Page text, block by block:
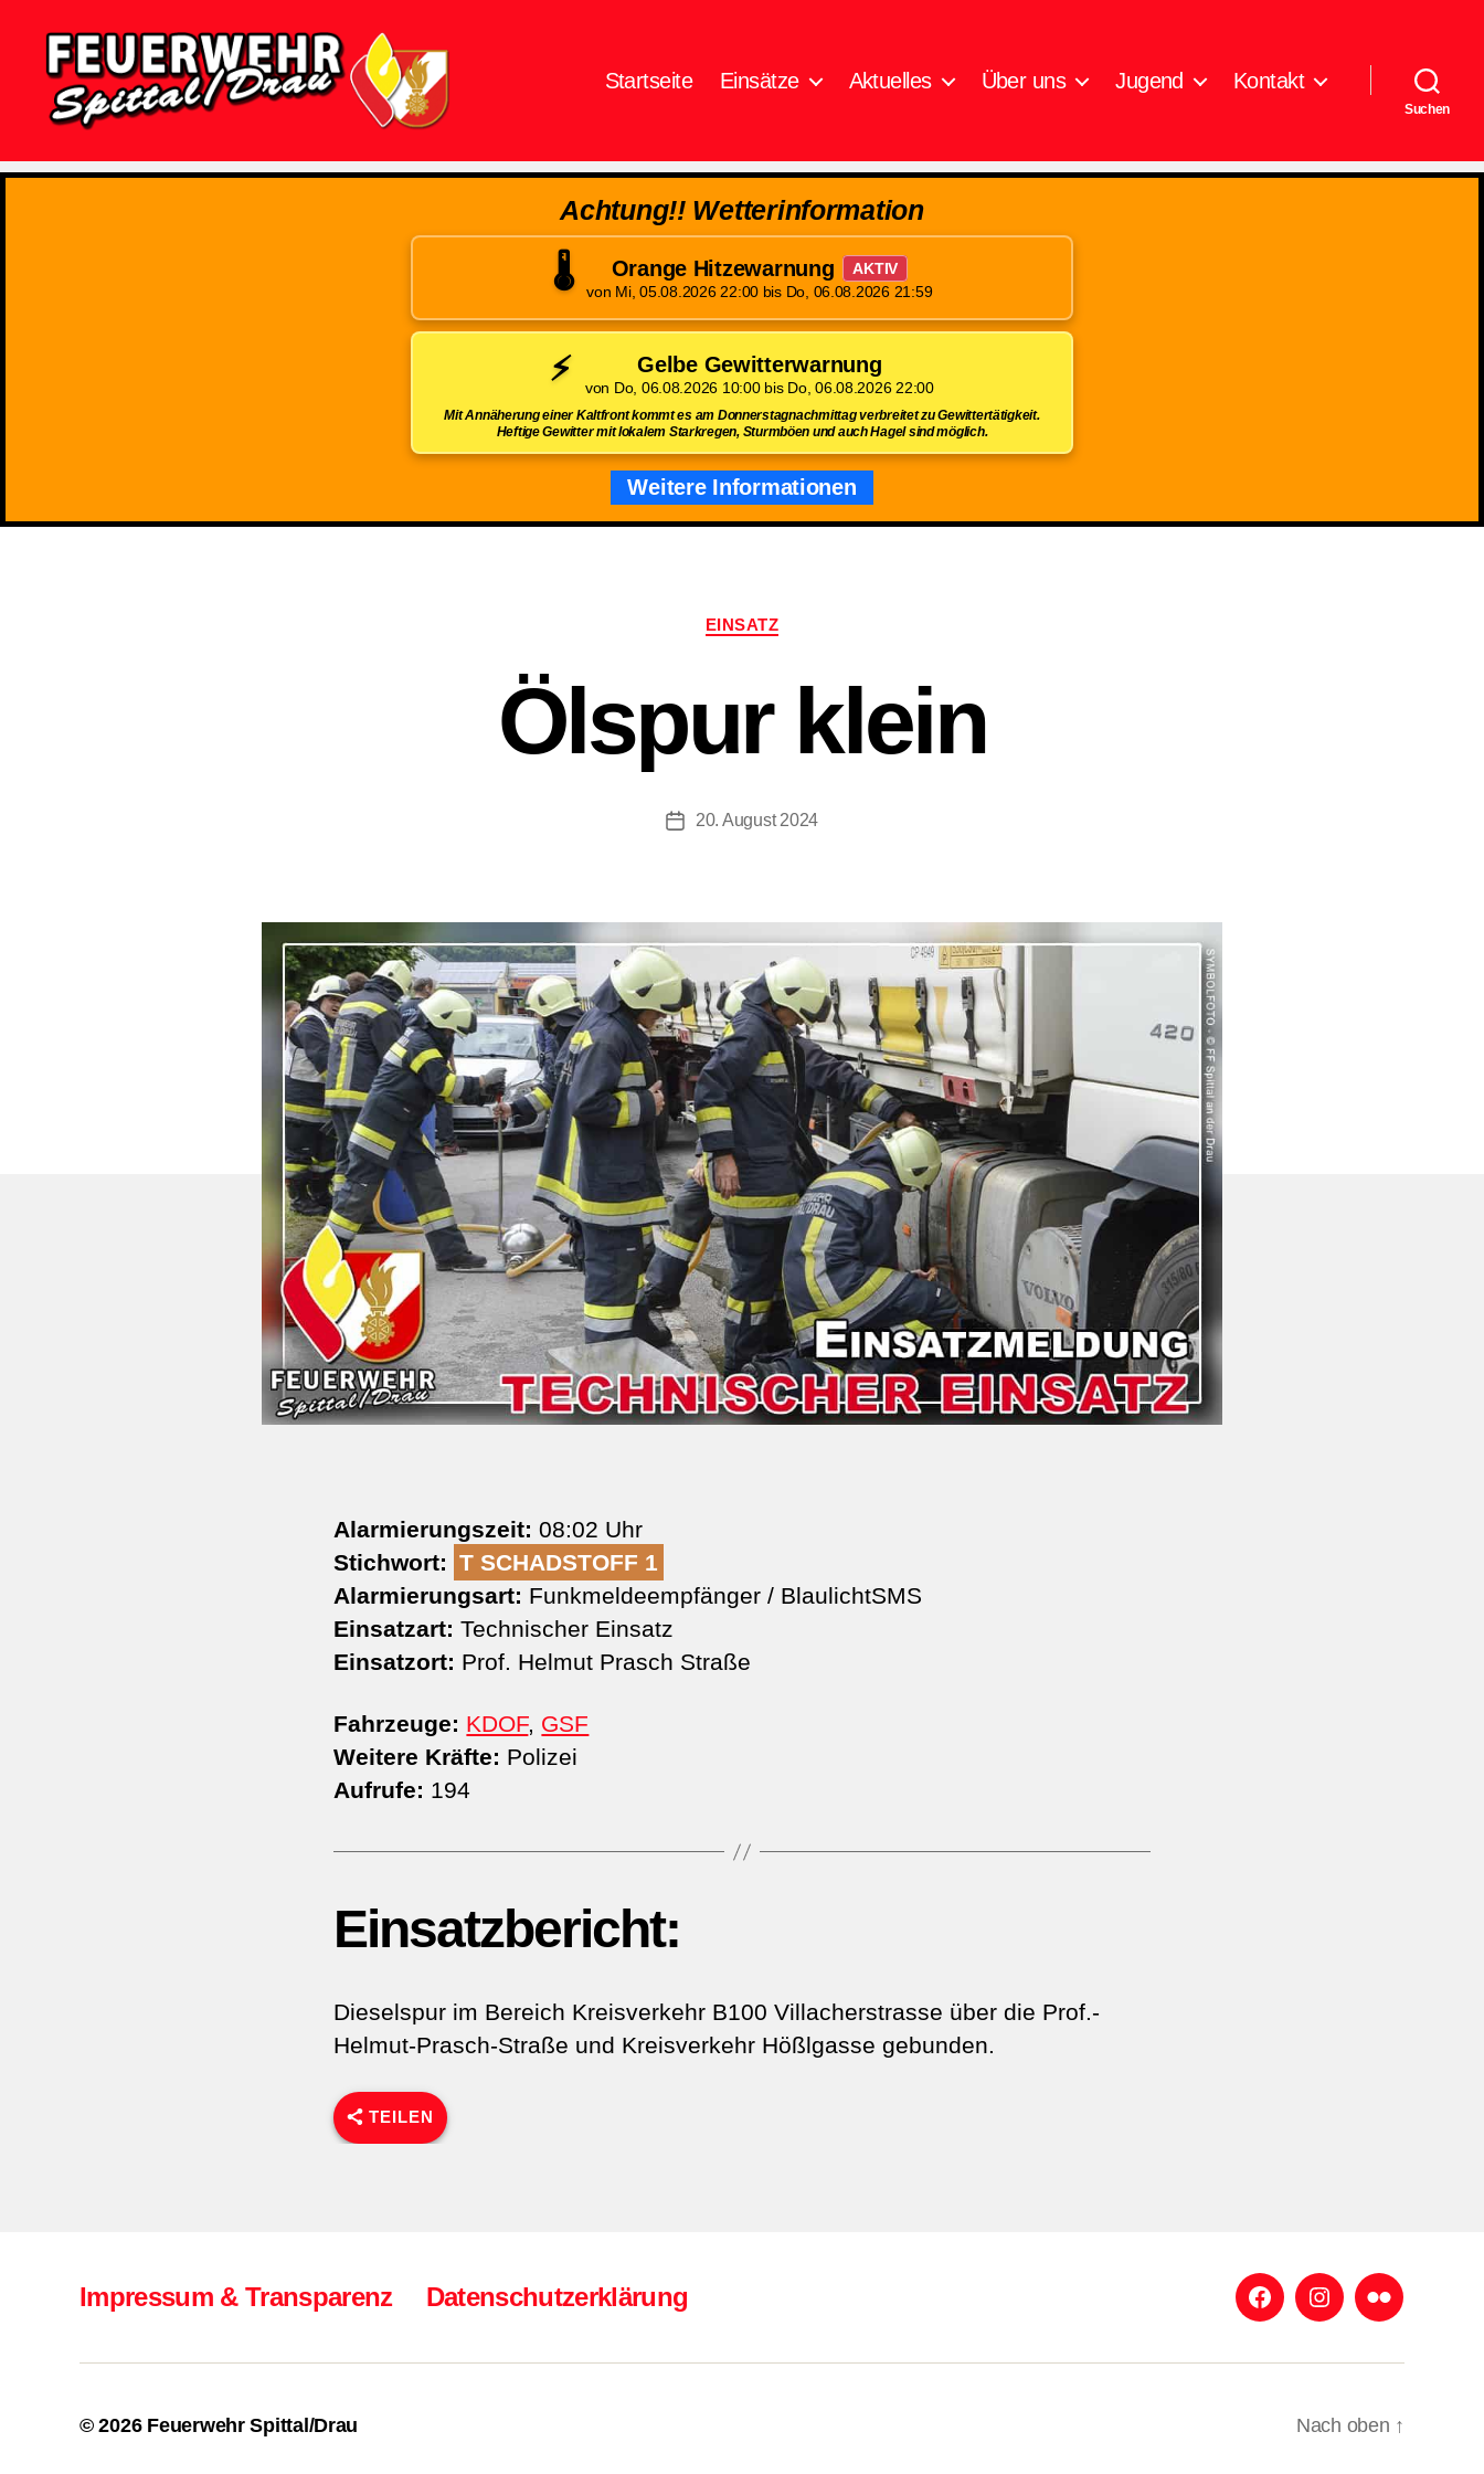
Spittal/Drau
Startseite Einsätze Aktuelles Über uns Jugend Kontakt
Suchen
Achtung!! Wetterinformation
🌡️ Orange Hitzewarnung
AKTIV
von Mi, 05.08.2026 22:00 bis Do, 06.08.2026 21:59
⚡ Gelbe Gewitterwarnung
von Do, 06.08.2026 10:00 bis Do, 06.08.2026 22:00
Mit Annäherung einer Kaltfront kommt es am Donnerstagnachmittag verbreitet zu Gewittertätigkeit.
Heftige Gewitter mit lokalem Starkregen, Sturmböen und auch Hagel sind möglich.
Weitere Informationen
Kategorien
EINSATZ
Ölspur klein
Beitragsdatum
20. August 2024
Alarmierungszeit: 08:02 Uhr
Stichwort: T SCHADSTOFF 1
Alarmierungsart: Funkmeldeempfänger / BlaulichtSMS
Einsatzart: Technischer Einsatz
Einsatzort: Prof. Helmut Prasch Straße
Fahrzeuge: KDOF, GSF
Weitere Kräfte: Polizei
Aufrufe: 194
Einsatzbericht:
Dieselspur im Bereich Kreisverkehr B100 Villacherstrasse über die Prof.-
Helmut-Prasch-Straße und Kreisverkehr Hößlgasse gebunden.
TEILEN
Impressum & Transparenz Datenschutzerklärung FacebookInstagram
Flickr
© 2026 Feuerwehr Spittal/Drau Nach oben ↑